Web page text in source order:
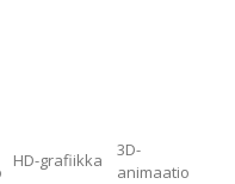
HD-grafiikka
3D-
animaatio